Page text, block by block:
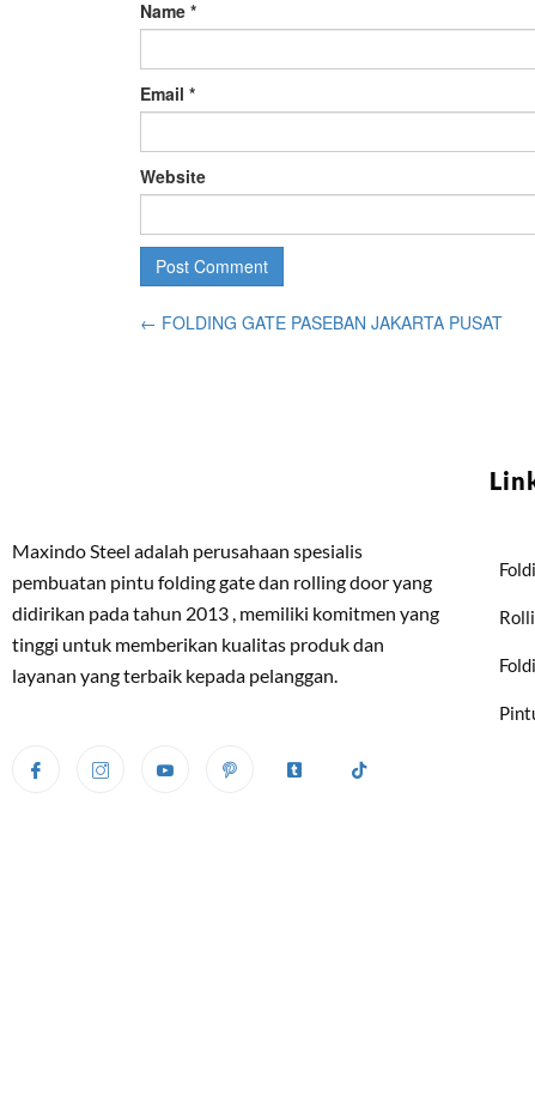
Name *
Email *
Website
← FOLDING GATE PASEBAN JAKARTA PUSAT
Maxindo Steel adalah perusahaan spesialis
pembuatan pintu folding gate dan rolling door yang
didirikan pada tahun 2013 , memiliki komitmen yang
tinggi untuk memberikan kualitas produk dan
layanan yang terbaik kepada pelanggan.